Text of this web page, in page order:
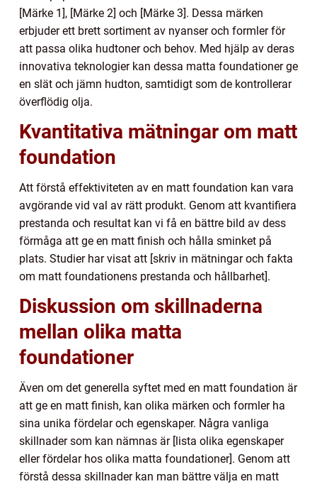
[Märke 1], [Märke 2] och [Märke 3]. Dessa märken
erbjuder ett brett sortiment av nyanser och formler för
att passa olika hudtoner och behov. Med hjälp av deras
innovativa teknologier kan dessa matta foundationer ge
en slät och jämn hudton, samtidigt som de kontrollerar
överflödig olja.
Kvantitativa mätningar om matt
foundation
Att förstå effektiviteten av en matt foundation kan vara
avgörande vid val av rätt produkt. Genom att kvantifiera
prestanda och resultat kan vi få en bättre bild av dess
förmåga att ge en matt finish och hålla sminket på
plats. Studier har visat att [skriv in mätningar och fakta
om matt foundationens prestanda och hållbarhet].
Diskussion om skillnaderna
mellan olika matta
foundationer
Även om det generella syftet med en matt foundation är
att ge en matt finish, kan olika märken och formler ha
sina unika fördelar och egenskaper. Några vanliga
skillnader som kan nämnas är [lista olika egenskaper
eller fördelar hos olika matta foundationer]. Genom att
förstå dessa skillnader kan man bättre välja en matt